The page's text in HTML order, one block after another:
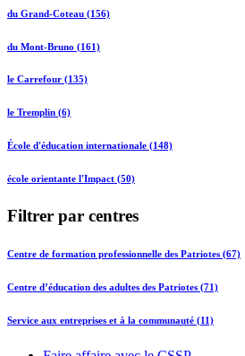
du Grand-Coteau (156)
du Mont-Bruno (161)
le Carrefour (135)
le Tremplin (6)
École d'éducation internationale (148)
école orientante l'Impact (50)
Filtrer par centres
Centre de formation professionnelle des Patriotes (67)
Centre d’éducation des adultes des Patriotes (71)
Service aux entreprises et à la communauté (11)